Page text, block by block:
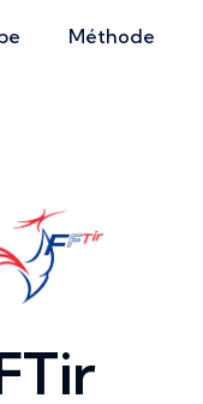
Méthode